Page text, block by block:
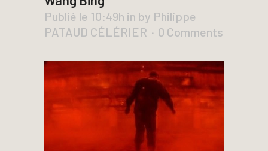
Publié le 10:49h in by Philippe
PATAUD CÉLÉRIER
0 Comments